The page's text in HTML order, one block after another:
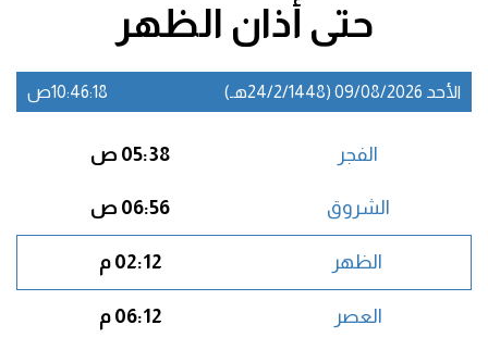
حتى أذان الظهر
الأحد 09/08/2026 (24/2/1448هـ) 10:46:18ص
الفجر 05:38 ص
الشروق 06:56 ص
الظهر 02:12 م
العصر 06:12 م